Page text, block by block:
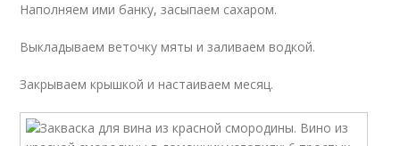
Наполняем ими банку, засыпаем сахаром.
Выкладываем веточку мяты и заливаем водкой.
Закрываем крышкой и настаиваем месяц.